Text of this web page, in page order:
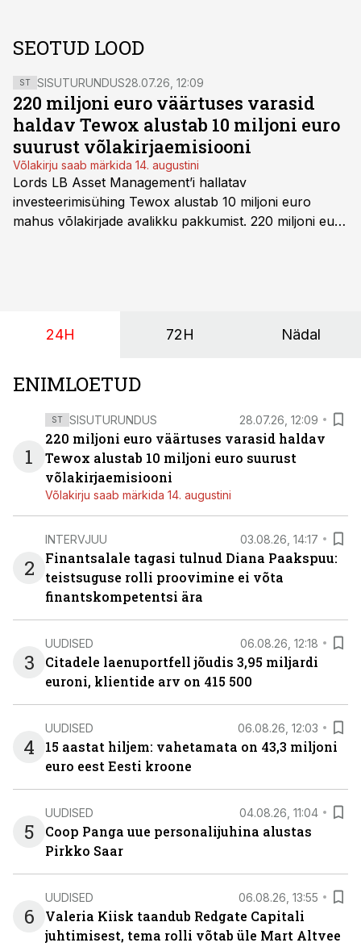
SEOTUD LOOD
ST SISUTURUNDUS28.07.26, 12:09
220 miljoni euro väärtuses varasid
haldav Tewox alustab 10 miljoni euro
suurust võlakirjaemisiooni
Võlakirju saab märkida 14. augustini
Lords LB Asset Management’i hallatav
investeerimisühing Tewox alustab 10 miljoni euro
mahus võlakirjade avalikku pakkumist. 220 miljoni euro
24H 72H Nädal
ENIMLOETUD
1
ST SISUTURUNDUS 28.07.26, 12:09
220 miljoni euro väärtuses varasid haldav
Tewox alustab 10 miljoni euro suurust
võlakirjaemisiooni
Võlakirju saab märkida 14. augustini
2
INTERVJUU 03.08.26, 14:17
Finantsalale tagasi tulnud Diana Paakspuu:
teistsuguse rolli proovimine ei võta
finantskompetentsi ära
3
UUDISED 06.08.26, 12:18
Citadele laenuportfell jõudis 3,95 miljardi
euroni, klientide arv on 415 500
4
UUDISED 06.08.26, 12:03
15 aastat hiljem: vahetamata on 43,3 miljoni
euro eest Eesti kroone
5
UUDISED 04.08.26, 11:04
Coop Panga uue personalijuhina alustas
Pirkko Saar
6
UUDISED 06.08.26, 13:55
Valeria Kiisk taandub Redgate Capitali
juhtimisest, tema rolli võtab üle Mart Altvee